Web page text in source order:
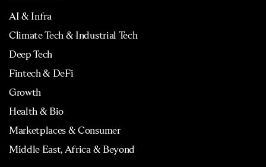
AI & Infra
Climate Tech & Industrial Tech
Deep Tech
Fintech & DeFi
Growth
Health & Bio
Marketplaces & Consumer
Middle East, Africa & Beyond